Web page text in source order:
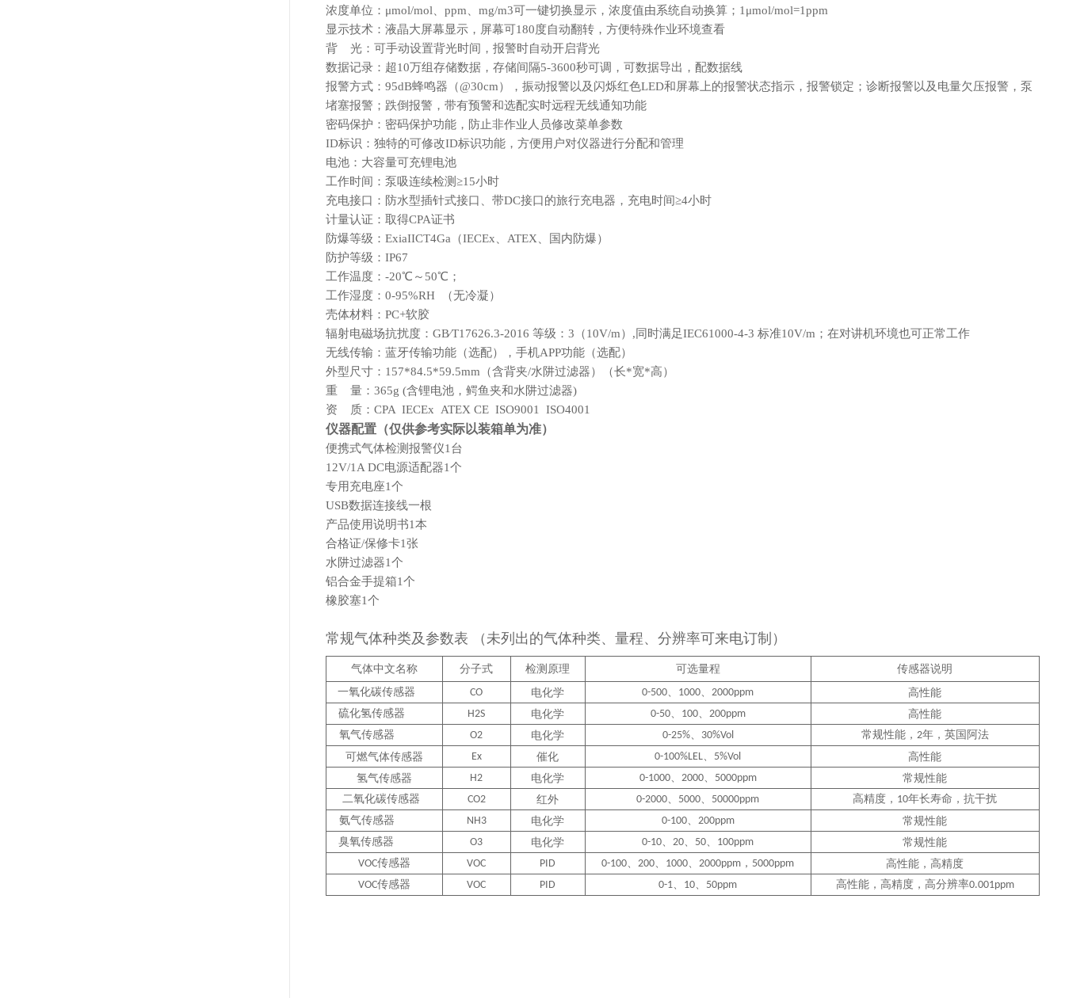
浓度单位： μmol/mol、ppm、mg/m3可一键切换显示，浓度值由系统自动换算；1μmol/mol=1ppm
显示技术：液晶大屏幕显示，屏幕可180度自动翻转，方便特殊作业环境查看
背光：可手动设置背光时间，报警时自动开启背光
数据记录：超10万组存储数据，存储间隔5-3600秒可调，可数据导出，配数据线
报警方式： 95dB蜂鸣器（@30cm），振动报警以及闪烁红色LED和屏幕上的报警状态指示，报警锁定；诊断报警以及电量欠压报警，泵
堵塞报警；跌倒报警，带有预警和选配实时远程无线通知功能
密码保护：密码保护功能，防止非作业人员修改菜单参数
ID标识：独特的可修改ID标识功能，方便用户对仪器进行分配和管理
电池：大容量可充锂电池
工作时间：泵吸连续检测≥15小时
充电接口：防水型插针式接口、带DC接口的旅行充电器，充电时间≥4小时
计量认证：取得CPA证书
防爆等级： ExiaIICT4Ga（IECEx、ATEX、国内防爆）
防护等级： IP67
工作温度： -20℃～50℃；
工作湿度： 0-95%RH （无冷凝）
壳体材料： PC+软胶
辐射电磁场抗扰度： GB∕T17626.3-2016 等级：3（10V/m）,同时满足IEC61000-4-3 标准10V/m；在对讲机环境也可正常工作
无线传输 ：蓝牙传输功能（选配），手机APP功能（选配）
外型尺寸： 157*84.5*59.5mm（含背夹/水 阱过滤器） （长*宽*高）
重量： 365g (含锂电池，鳄鱼夹和水阱过滤器)
资 质：CPA IECEx ATEX CE ISO9001 ISO4001
仪器配置（仅供参考实际以装箱单为准）
便携式气体检测报警仪1台
12V/1A DC电源适配器1个
专用充电座1个
USB数据连接线一根
产品使用说明书1本
合格证/保修卡1张
水阱过滤器1个
铝合金手提箱1个
橡胶塞1个
常规气体种类及参数表 （未列出的气体种类、量程、分辨率可来电订制）
气体中文名称 分子式 检测原理 可选量程
传感器说明
一氧化碳传感器
CO 电化学 0-500 1000 2000ppm
高性能
硫化氢传感器
H2S 电化学 0-50、 100、 200ppm
高性能
氧气传感器
O2 电化学 0-25%、 30%Vol 常规性能， 2年，英国阿法
可燃气体传感器
Ex 催化 0-100%LEL 5%Vol
高性能
氢气传感器
H2 电化学 0-1000、 2000、 5000ppm
常规性能
二氧化碳传感器
CO2 红外 0-2000 5000 50000ppm 高精度， 10年长寿命，抗干扰
氨气传感器
NH3 电化学 0-100、 200ppm
常规性能
臭氧传感器
O3 电化学 0-10 20 50 100ppm
常规性能
VOC传感器 VOC PID 0-100 200 1000 2000ppm ， 5000ppm
高性能，高精度
VOC传感器 VOC PID 0-1 10 50ppm 高性能，高精度，高分辨率0.001ppm